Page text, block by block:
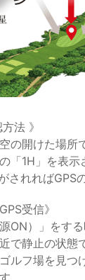
法 》
の開けた場所
「1H」を表示
されればGPS
受信》
ON）」をす
で静止の状態
ルフ場を見つ
。